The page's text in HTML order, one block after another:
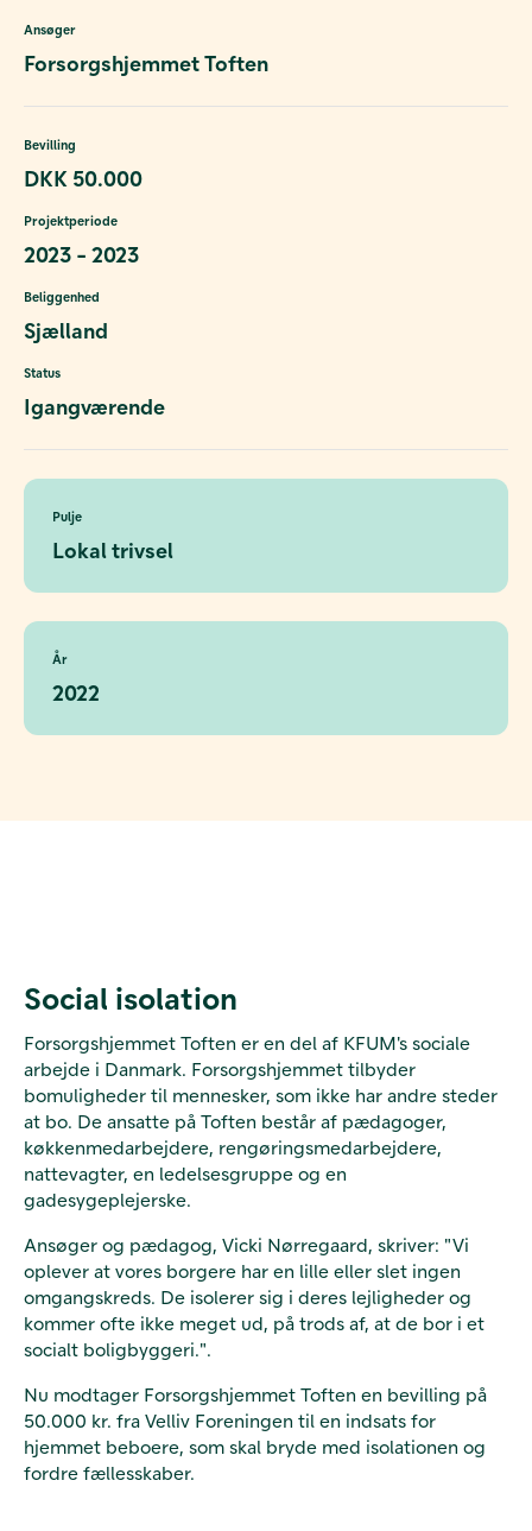
Ansøger
Forsorgshjemmet Toften
Bevilling
DKK 50.000
Projektperiode
2023 - 2023
Beliggenhed
Sjælland
Status
Igangværende
Pulje
Lokal trivsel
År
2022
Social isolation
Forsorgshjemmet Toften er en del af KFUM's sociale
arbejde i Danmark. Forsorgshjemmet tilbyder
bomuligheder til mennesker, som ikke har andre steder
at bo. De ansatte på Toften består af pædagoger,
køkkenmedarbejdere, rengøringsmedarbejdere,
nattevagter, en ledelsesgruppe og en
gadesygeplejerske.
Ansøger og pædagog, Vicki Nørregaard, skriver: "Vi
oplever at vores borgere har en lille eller slet ingen
omgangskreds. De isolerer sig i deres lejligheder og
kommer ofte ikke meget ud, på trods af, at de bor i et
socialt boligbyggeri.".
Nu modtager Forsorgshjemmet Toften en bevilling på
50.000 kr. fra Velliv Foreningen til en indsats for
hjemmet beboere, som skal bryde med isolationen og
fordre fællesskaber.